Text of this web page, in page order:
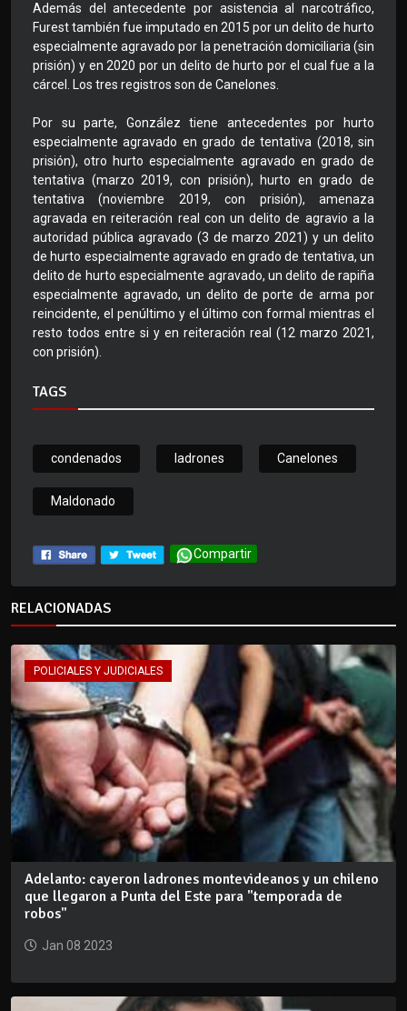
Además del antecedente por asistencia al narcotráfico,
Furest también fue imputado en 2015 por un delito de hurto
especialmente agravado por la penetración domiciliaria (sin
prisión) y en 2020 por un delito de hurto por el cual fue a la
cárcel. Los tres registros son de Canelones.
Por su parte, González tiene antecedentes por hurto
especialmente agravado en grado de tentativa (2018, sin
prisión), otro hurto especialmente agravado en grado de
tentativa (marzo 2019, con prisión), hurto en grado de
tentativa (noviembre 2019, con prisión), amenaza
agravada en reiteración real con un delito de agravio a la
autoridad pública agravado (3 de marzo 2021) y un delito
de hurto especialmente agravado en grado de tentativa, un
delito de hurto especialmente agravado, un delito de rapiña
especialmente agravado, un delito de porte de arma por
reincidente, el penúltimo y el último con formal mientras el
resto todos entre si y en reiteración real (12 marzo 2021,
con prisión).
TAGS
condenados ladrones Canelones
Maldonado
Compartir
RELACIONADAS
POLICIALES Y JUDICIALES
Adelanto: cayeron ladrones montevideanos y un chileno
que llegaron a Punta del Este para "temporada de
robos"
Jan 08 2023